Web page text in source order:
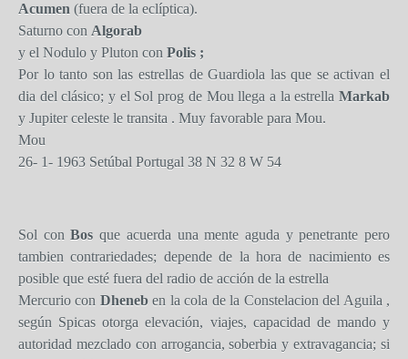
Acumen (fuera de la eclíptica).
Saturno con Algorab
y el Nodulo y Pluton con Polis ;
Por lo tanto son las estrellas de Guardiola las que se activan el
dia del clásico; y el Sol prog de Mou llega a la estrella Markab
y Jupiter celeste le transita . Muy favorable para Mou.
Mou
26- 1- 1963 Setúbal Portugal 38 N 32 8 W 54
Sol conBos que acuerda una mente aguda y penetrante pero
tambien contrariedades; depende de la hora de nacimiento es
posible que esté fuera del radio de acción de la estrella
Mercurio con Dheneben la cola de la Constelacion del Aguila ,
según Spicas otorga elevación, viajes, capacidad de mando y
autoridad mezclado con arrogancia, soberbia y extravagancia; si